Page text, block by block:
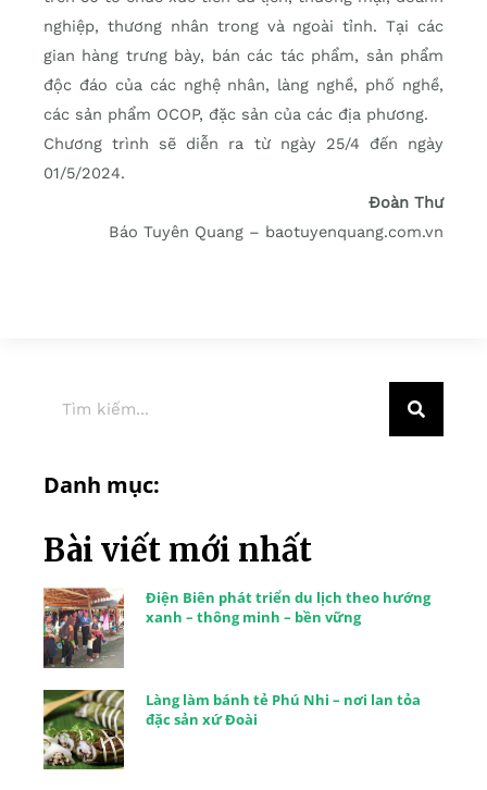
nghiệp, thương nhân trong và ngoài tỉnh. Tại các
gian hàng trưng bày, bán các tác phẩm, sản phẩm
độc đáo của các nghệ nhân, làng nghề, phố nghề,
các sản phẩm OCOP, đặc sản của các địa phương.
Chương trình sẽ diễn ra từ ngày 25/4 đến ngày
01/5/2024.
Đoàn Thư
Báo Tuyên Quang – baotuyenquang.com.vn
Danh mục:
Bài viết mới nhất
Điện Biên phát triển du lịch theo hướng
xanh – thông minh – bền vững
Làng làm bánh tẻ Phú Nhi – nơi lan tỏa
đặc sản xứ Đoài